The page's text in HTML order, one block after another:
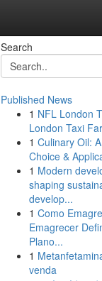
Search
Published News
1 NFL London
London Taxi
1 Culinary Oil:
Choice &
1 Modern
shaping
develop...
1 Como
Emagrecer
Plano...
1
venda